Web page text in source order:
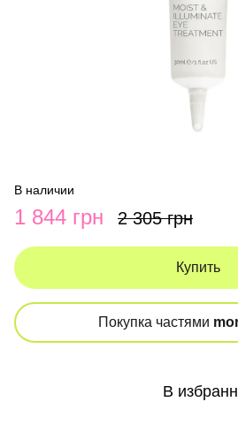
В наличии
1 844 грн 2 305 грн
Купить
Покупка частями
В